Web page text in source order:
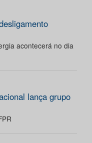
acontecerá no dia
lança grupo